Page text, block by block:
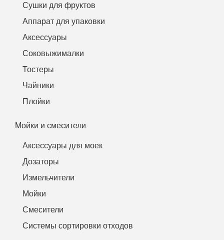
Сушки для фруктов
Аппарат для упаковки
Аксессуары
Соковыжималки
Тостеры
Чайники
Плойки
Мойки и смесители
Аксессуары для моек
Дозаторы
Измельчители
Мойки
Смесители
Системы сортировки отходов